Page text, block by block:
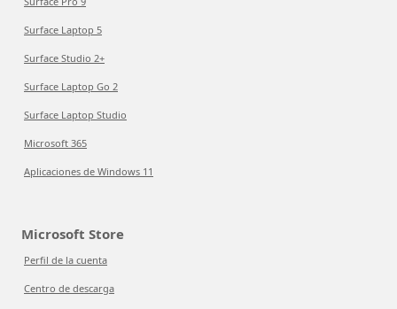
Surface Laptop 5
Surface Studio 2+
Surface Laptop Go 2
Surface Laptop Studio
Microsoft 365
Aplicaciones de Windows 11
Microsoft Store
Perfil de la cuenta
Centro de descarga